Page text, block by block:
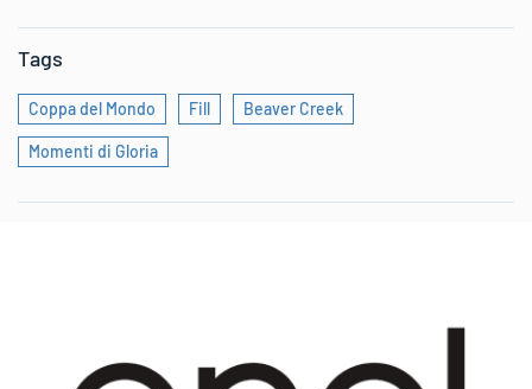
Tags
Coppa del Mondo Fill Beaver Creek
Momenti di Gloria